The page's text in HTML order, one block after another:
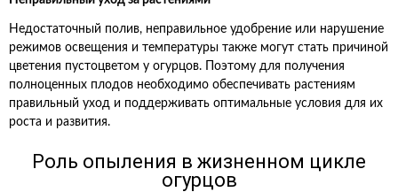
Недостаточный полив, неправильное удобрение или нарушение
режимов освещения и температуры также могут стать причиной
цветения пустоцветом у огурцов. Поэтому для получения
полноценных плодов необходимо обеспечивать растениям
правильный уход и поддерживать оптимальные условия для их
роста и развития.
Роль опыления в жизненном цикле
огурцов